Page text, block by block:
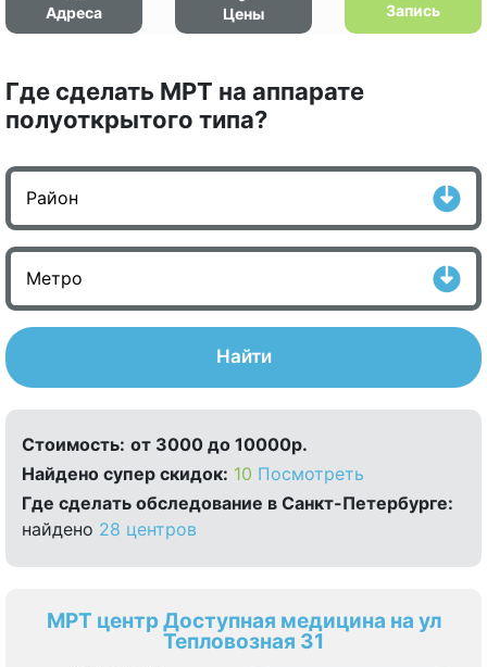
Адреса Цены Запись
Где сделать МРТ на аппарате
полуоткрытого типа?
Найти
Стоимость: от 3000 до 10000р.
Найдено cупер скидок: 10 Посмотреть
Где сделать обследование в Санкт-Петербурге:
найдено 28 центров
МРТ центр Доступная медицина на ул
Тепловозная 31